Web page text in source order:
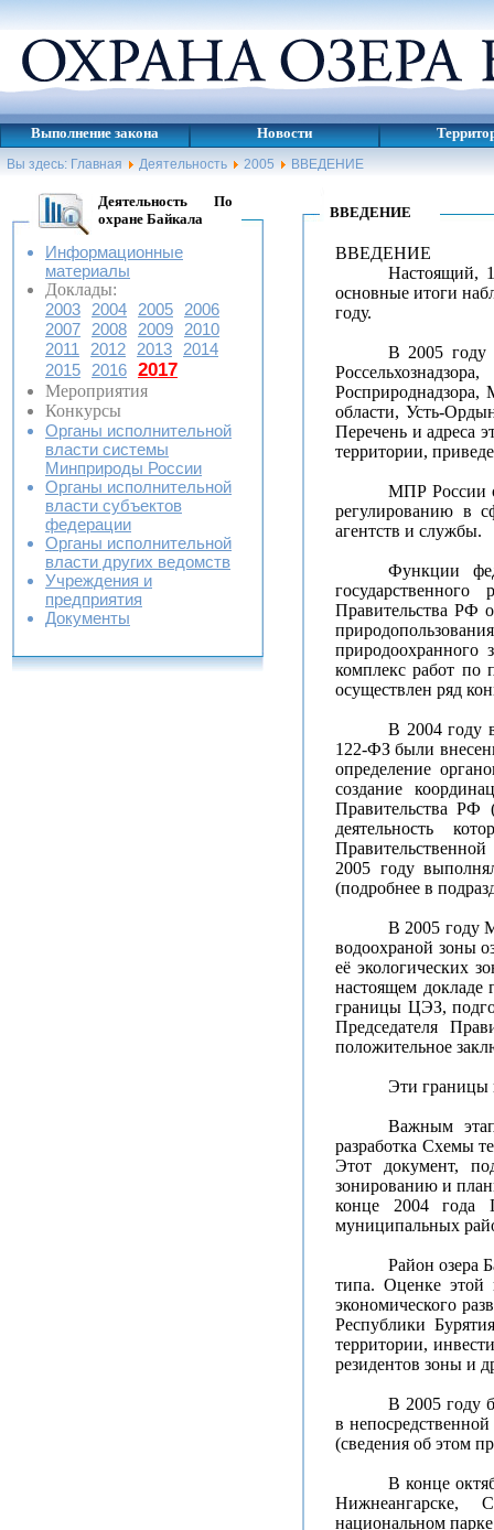
Выполнение закона Новости
Вы здесь: Главная Деятельность 2005 ВВЕДЕНИЕ
Деятельность По
охране Байкала
Информационные
материалы
Доклады:
2003
2004 2005
2006
2007
2008 2009
2010
2011
2012 2013
2014
2015
2016 2017
Мероприятия
Конкурсы
Органы исполнительной
власти системы
Минприроды России
Органы исполнительной
власти субъектов
федерации
Органы исполнительной
власти других ведомств
Учреждения и
предприятия
Документы
ВВЕДЕНИЕ
ВВЕДЕНИЕ
Настоящий,
основные итоги
году.
В 2005 году
Росприроднадзора,
области, Усть-
Перечень и адреса
территории,
МПР России
регулированию в
агентств и службы.
Функции
Правительства РФ
природоохранного
комплекс работ по
осуществлен ряд
В 2004 году
122-ФЗ были
определение
создание
Правительства РФ
деятельность
2005 году
(подробнее в
В 2005 году
водоохраной зоны
её экологических
настоящем докладе
границы ЦЭЗ,
Председателя
положительное
Эти границы
Важным
разработка Схемы
Этот документ,
зонированию и
конце 2004 года
муниципальных
Район озера
типа. Оценке этой
экономического
Республики
территории,
резидентов зоны и
В 2005 году
в
(сведения об этом
В конце
Нижнеангарске,
национальном